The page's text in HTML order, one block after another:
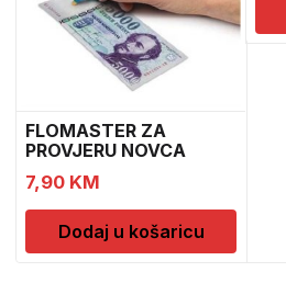
FLOMASTER ZA
PROVJERU NOVCA
SAFESCAN 30
7,90 KM
Dodaj u košaricu